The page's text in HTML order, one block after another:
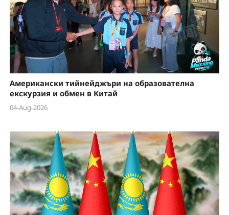
Американски тийнейджъри на образователна
екскурзия и обмен в Китай
04-Aug-2026